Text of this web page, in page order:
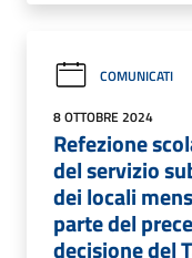
COMUNICATI
8 OTTOBRE 2024
Refezione
del servizio
dei locali
parte del
decisione del